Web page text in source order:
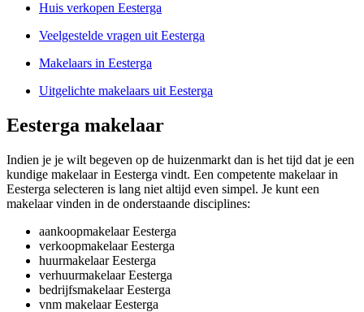
Huis verkopen Eesterga
Veelgestelde vragen uit Eesterga
Makelaars in Eesterga
Uitgelichte makelaars uit Eesterga
Eesterga makelaar
Indien je je wilt begeven op de huizenmarkt dan is het tijd dat je een
kundige makelaar in Eesterga vindt. Een competente makelaar in
Eesterga selecteren is lang niet altijd even simpel. Je kunt een
makelaar vinden in de onderstaande disciplines:
aankoopmakelaar Eesterga
verkoopmakelaar Eesterga
huurmakelaar Eesterga
verhuurmakelaar Eesterga
bedrijfsmakelaar Eesterga
vnm makelaar Eesterga